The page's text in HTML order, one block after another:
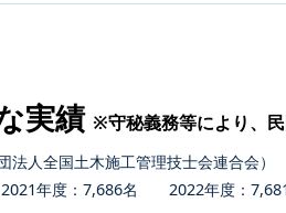
実績 ※守秘義務等により、
人全国土木施工管理技士会連合会）
年度：7,686名 2022年度：